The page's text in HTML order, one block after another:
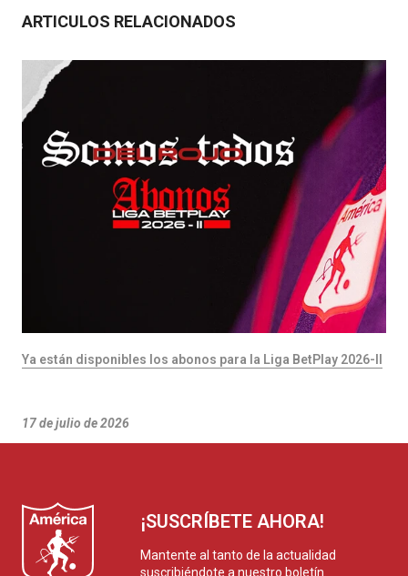
ARTICULOS RELACIONADOS
Ya están disponibles los abonos para la Liga BetPlay 2026-II
17 de julio de 2026
¡SUSCRÍBETE AHORA!
Mantente al tanto de la actualidad
suscribiéndote a nuestro boletín.